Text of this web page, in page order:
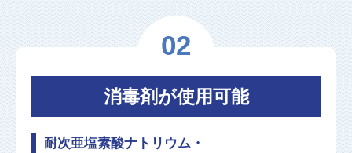
02
消毒剤が使用可能
耐次亜塩素酸ナトリウム・